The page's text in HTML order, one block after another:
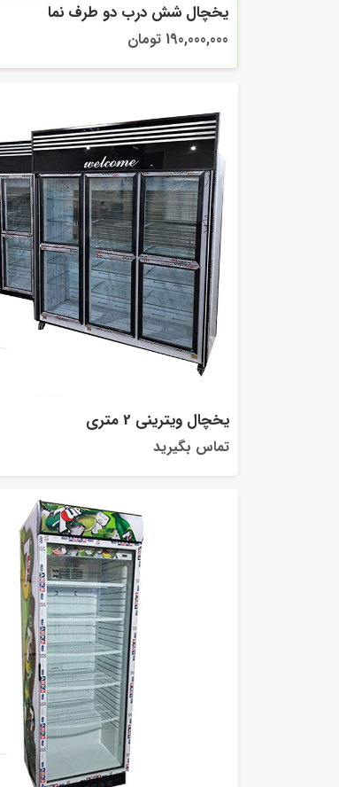
یخچال شش درب دو طرف نما
190,000,000 تومان
یخچال ویترینی 2 متری
تماس بگیرید